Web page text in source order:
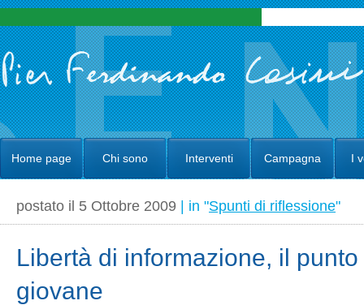
Home page Chi sono Interventi Campagna I
postato il 5 Ottobre 2009 | in "Spunti di riflessione"
Libertà di informazione, il
giovane